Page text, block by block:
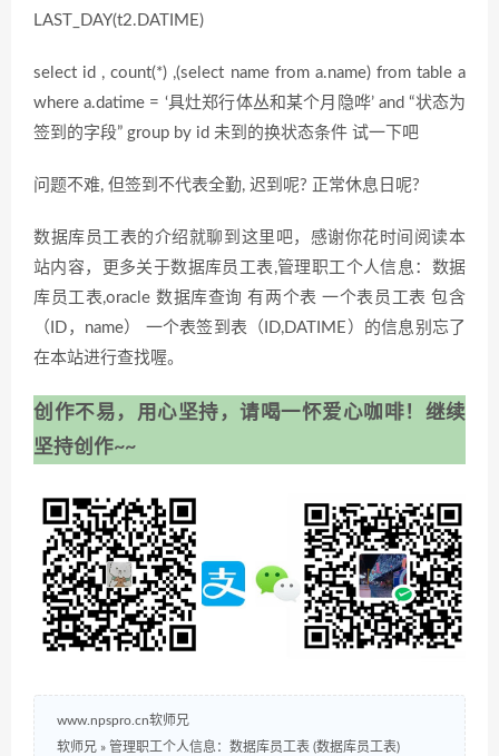
LAST_DAY(t2.DATIME)
select id , count(*) ,(select name from a.name) from table a
where a.datime = ‘具灶郑行体丛和某个月隐哗’ and “状态为
签到的字段” group by id 未到的换状态条件 试一下吧
问题不难, 但签到不代表全勤, 迟到呢? 正常休息日呢?
数据库员工表的介绍就聊到这里吧，感谢你花时间阅读本
站内容，更多关于数据库员工表,管理职工个人信息：数据
库员工表,oracle 数据库查询 有两个表 一个表员工表 包含
（ID，name） 一个表签到表（ID,DATIME）的信息别忘了
在本站进行查找喔。
创作不易，用心坚持，请喝一怀爱心咖啡！继续
坚持创作~~
www.npspro.cn软师兄
软师兄 » 管理职工个人信息：数据库员工表 (数据库员工表)